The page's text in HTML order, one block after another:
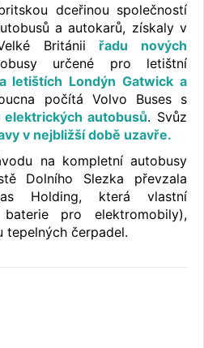
dceřinou společností
a autokarů, získaly v
Britániiřadu nových
určené pro letištní
letištích Londýn Gatwick a
počítá Volvo Buses s
autobusů. Svůz
v nejbližší době uzavře.
na kompletní autobusy
Dolního Slezka převzala
Holding, která vlastní
pro elektromobily),
tepelných čerpadel.